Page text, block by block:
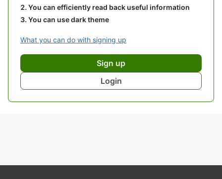
You can efficiently read back useful information
You can use dark theme
What you can do with signing up
Sign up
Login